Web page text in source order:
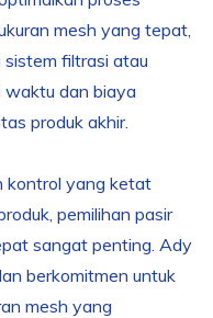
mesh yang tepat,
filtrasi atau
waktu dan biaya
produk akhir.
kontrol yang ketat
pemilihan pasir
sangat penting. Ady
berkomitmen untuk
mesh yang